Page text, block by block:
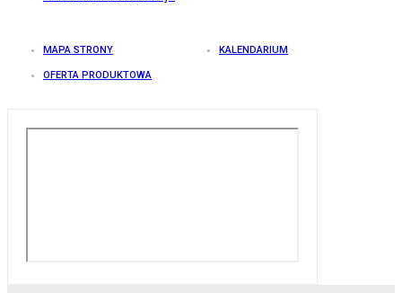
MAPA STRONY KALENDARIUM
OFERTA PRODUKTOWA